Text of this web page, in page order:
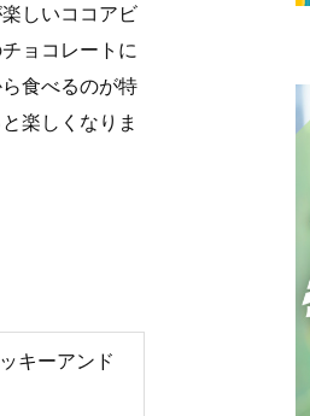
しいココアビ
ョコレートに
食べるのが特
楽しくなりま
キーアンド